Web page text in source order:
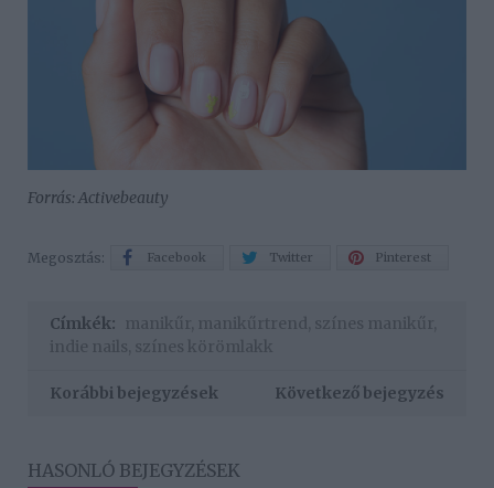
Forrás: Activebeauty
Megosztás: Facebook Twitter Pinterest
Címkék: manikűr manikűrtrend színes manikűr
indie nails színes körömlakk
Korábbi bejegyzések Következő bejegyzés
HASONLÓ BEJEGYZÉSEK